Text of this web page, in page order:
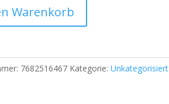
Warenkorb
7682516467 Kategorie:Unkategorisiert